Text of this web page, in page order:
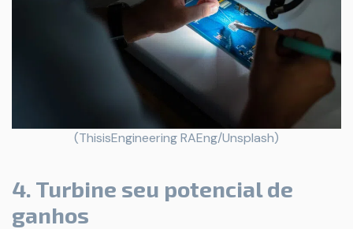
(ThisisEngineering RAEng/Unsplash)
4. Turbine seu potencial de
ganhos